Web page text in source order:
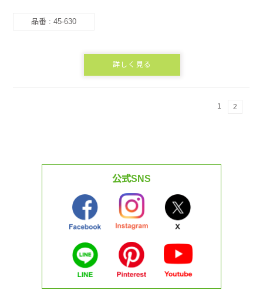
品番 : 45-630
詳しく見る
1 2
公式SNS